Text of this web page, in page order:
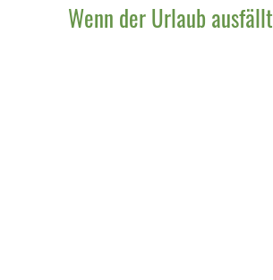
Wenn der Urlaub ausfällt